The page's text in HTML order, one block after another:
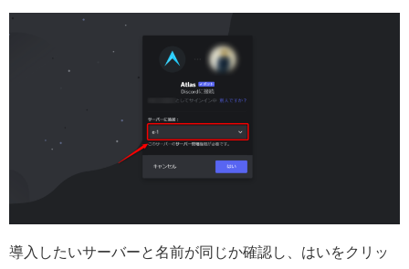
導入したいサーバーと名前が同じか確認し、はいをクリッ